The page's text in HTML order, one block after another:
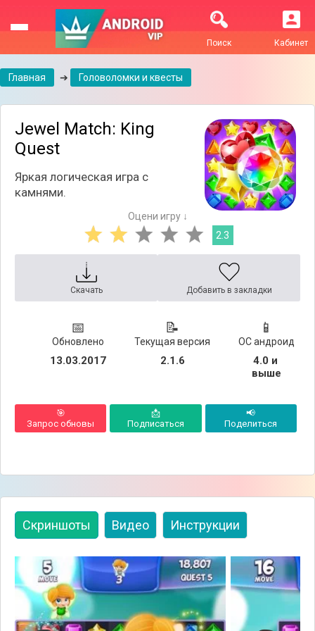
Кабинет
Поиск
Главная ➔ Головоломки и квесты
Jewel Match: King
Quest
Яркая логическая игра с
камнями.
Оцени игру ↓
2.3
Скачать Добавить в закладки
📅
Обновлено
13.03.2017
📝
Текущая версия
2.1.6
📱
ОС андроид
4.0 и
выше
🎯
Запрос обновы
📩
Подписаться
📢
Поделиться
Скриншоты Видео Инструкции